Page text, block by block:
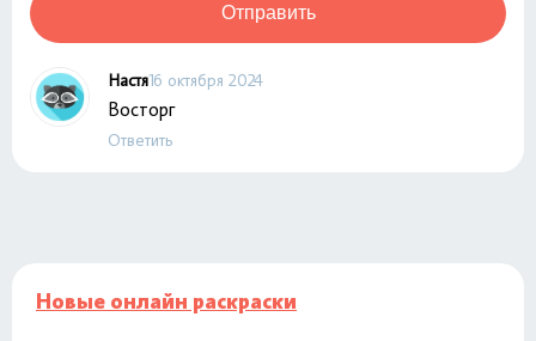
Отправить
Настя16 октября 2024
Восторг
Ответить
Новые онлайн раскраски